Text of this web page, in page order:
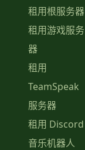
租用根服务器
租用游戏服务
器
租用
TeamSpeak
服务器
租用 Discord
音乐机器人